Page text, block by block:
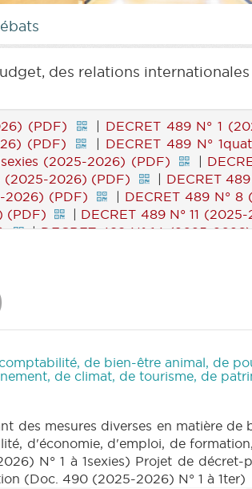
des relations
(PDF) | DECRET 489 N° 1
(PDF) | DECRET 489 N°
(2025-2026) (PDF) |
(2025-2026) (PDF) | DECRET
2026) (PDF) | DECRET 489 N°
(PDF) | DECRET 489 N° 11
|DECRET 489 N° 14 (2025-
CRIC 115 (2025-2026) (PDF) BT
de bien-être animal, de
de climat, de tourisme, de
des mesures diverses en matière
d'économie, d'emploi, de
N° 1 à 1sexies) Projet de
(Doc. 490 (2025-2026) N° 1 à 1ter)